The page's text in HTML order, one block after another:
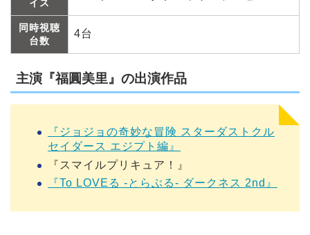
イス
同時視聴
台数
4台
主演『福圓美里』の出演作品
『ジョジョの奇妙な冒険 スターダストクル
セイダース エジプト編』
『スマイルプリキュア！』
『To LOVEる -とらぶる- ダークネス 2nd』